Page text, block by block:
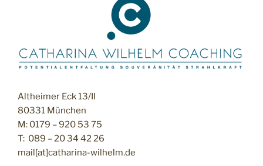
Altheimer Eck 13/II
80331 München
M: 0179 – 920 53 75
T: 089 – 20 34 42 26
mail[at]catharina-wilhelm.de